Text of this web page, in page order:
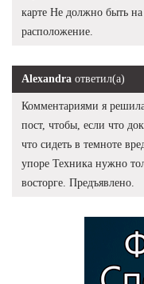
карте Не должно быть
расположение.
Alexandra ответил(а)
Комментариями я
пост, чтобы, если что
что сидеть в темноте
упоре Техника нужно
восторге. Предъявлено.